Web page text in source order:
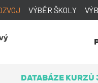
VÝBĚR ŠKOLY
DATABÁZE KURZŮ